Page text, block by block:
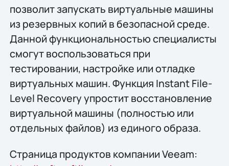
позволит запускать виртуальные машины
из резервных копий в безопасной среде.
Данной функциональностью специалисты
смогут воспользоваться при
тестировании, настройке или отладке
виртуальных машин. Функция Instant File-
Level Recovery упростит восстановление
виртуальной машины (полностью или
отдельных файлов) из единого образа.
Страница продуктов компании Veeam: